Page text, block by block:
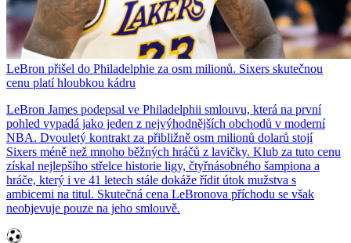
LeBron přišel do Philadelphie za osm milionů. Sixers skutečnou
cenu platí hloubkou kádru
LeBron James podepsal ve Philadelphii smlouvu, která na první
pohled vypadá jako jeden z nejvýhodnějších obchodů v moderní
NBA. Dvouletý kontrakt za přibližně osm milionů dolarů stojí
Sixers méně než mnoho běžných hráčů z lavičky. Klub za tuto cenu
získal nejlepšího střelce historie ligy, čtyřnásobného šampiona a
hráče, který i ve 41 letech stále dokáže řídit útok mužstva s
ambicemi na titul. Skutečná cena LeBronova příchodu se však
neobjevuje pouze na jeho smlouvě.